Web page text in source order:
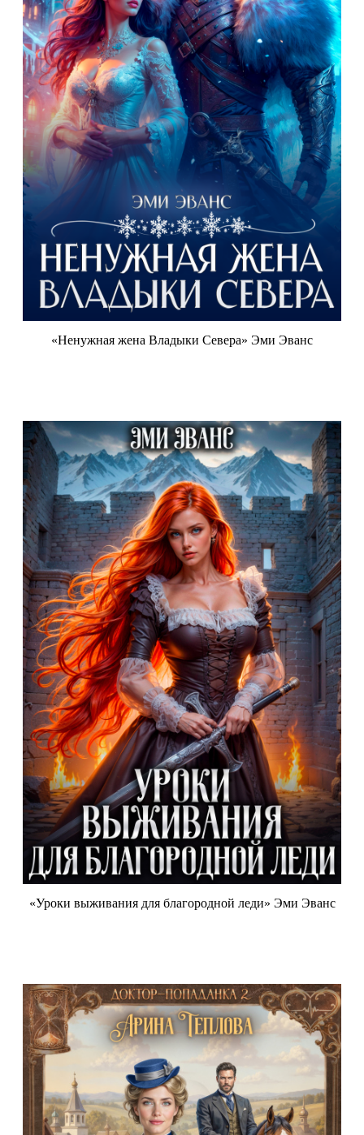
«Ненужная жена Владыки Севера» Эми Эванс
«Уроки выживания для благородной леди» Эми Эванс